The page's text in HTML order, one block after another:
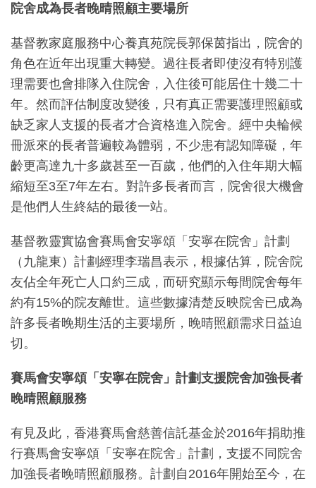
院舍成為長者晚晴照顧主要場所
基督教家庭服務中心養真苑院長郭保茵指出，院舍的
角色在近年出現重大轉變。過往長者即使沒有特別護
理需要也會排隊入住院舍，入住後可能居住十幾二十
年。然而評估制度改變後，只有真正需要護理照顧或
缺乏家人支援的長者才合資格進入院舍。經中央輪候
冊派來的長者普遍較為體弱，不少患有認知障礙，年
齡更高達九十多歲甚至一百歲，他們的入住年期大幅
縮短至3至7年左右。對許多長者而言，院舍很大機會
是他們人生終結的最後一站。
基督教靈實協會賽馬會安寧頌「安寧在院舍」計劃
（九龍東）計劃經理李瑞昌表示，根據估算，院舍院
友佔全年死亡人口約三成，而研究顯示每間院舍每年
約有15%的院友離世。這些數據清楚反映院舍已成為
許多長者晚期生活的主要場所，晚晴照顧需求日益迫
切。
賽馬會安寧頌「安寧在院舍」計劃支援院舍加強長者
晚晴照顧服務
有見及此，香港賽馬會慈善信託基金於2016年捐助推
行賽馬會安寧頌「安寧在院舍」計劃，支援不同院舍
加強長者晚晴照顧服務。計劃自2016年開始至今，在